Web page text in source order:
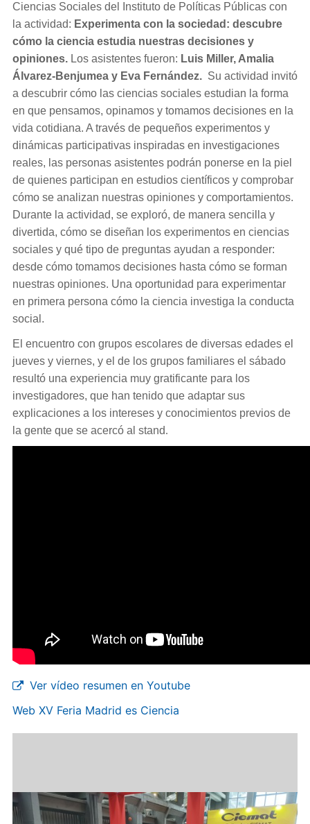
Ciencias Sociales del Instituto de Políticas Públicas con
la actividad: Experimenta con la sociedad: descubre
cómo la ciencia estudia nuestras decisiones y
opiniones. Los asistentes fueron: Luis Miller, Amalia
Álvarez-Benjumea y Eva Fernández.Su actividad invitó
a descubrir cómo las ciencias sociales estudian la forma
en que pensamos, opinamos y tomamos decisiones en la
vida cotidiana. A través de pequeños experimentos y
dinámicas participativas inspiradas en investigaciones
reales, las personas asistentes podrán ponerse en la piel
de quienes participan en estudios científicos y comprobar
cómo se analizan nuestras opiniones y comportamientos.
Durante la actividad, se exploró, de manera sencilla y
divertida, cómo se diseñan los experimentos en ciencias
sociales y qué tipo de preguntas ayudan a responder:
desde cómo tomamos decisiones hasta cómo se forman
nuestras opiniones. Una oportunidad para experimentar
en primera persona cómo la ciencia investiga la conducta
social.
El encuentro con grupos escolares de diversas edades el
jueves y viernes, y el de los grupos familiares el sábado
resultó una experiencia muy gratificante para los
investigadores, que han tenido que adaptar sus
explicaciones a los intereses y conocimientos previos de
la gente que se acercó al stand.
Ver vídeo resumen en Youtube
Web XV Feria Madrid es Ciencia